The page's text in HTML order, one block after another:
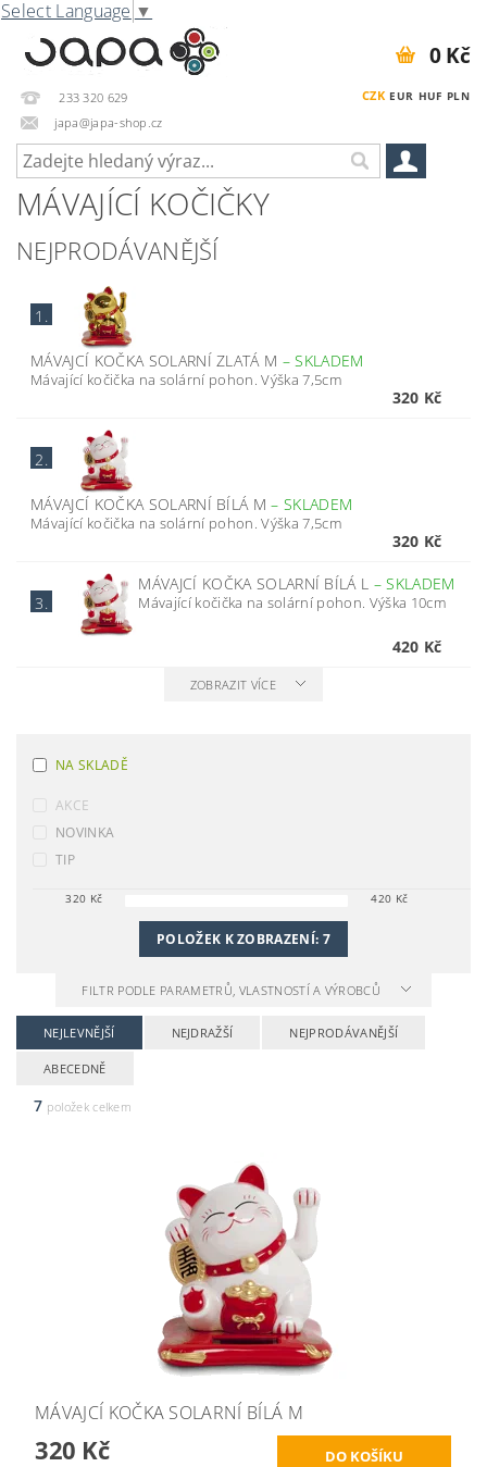
Select Language ▼
233 320 629
japa@japa-shop.cz
CZK EUR HUF PLN
0 Kč
MÁVAJÍCÍ KOČIČKY
NEJPRODÁVANĚJŠÍ
1.
MÁVAJCÍ KOČKA SOLARNÍ ZLATÁ M – SKLADEM
Mávající kočička na solární pohon. Výška 7,5cm
320 Kč
2.
MÁVAJCÍ KOČKA SOLARNÍ BÍLÁ M– SKLADEM
Mávající kočička na solární pohon. Výška 7,5cm
320 Kč
3.
MÁVAJCÍ KOČKA SOLARNÍ BÍLÁ L – SKLADEM
Mávající kočička na solární pohon. Výška 10cm
420 Kč
ZOBRAZIT VÍCE
NA SKLADĚ
AKCE
NOVINKA
TIP
320 Kč 420 Kč
POLOŽEK K ZOBRAZENÍ: 7
FILTR PODLE PARAMETRŮ, VLASTNOSTÍ A VÝROBCŮ
NEJLEVNĚJŠÍ NEJDRAŽŠÍ NEJPRODÁVANĚJŠÍ
ABECEDNĚ
7 položek celkem
MÁVAJCÍ KOČKA SOLARNÍ BÍLÁ M
320 Kč